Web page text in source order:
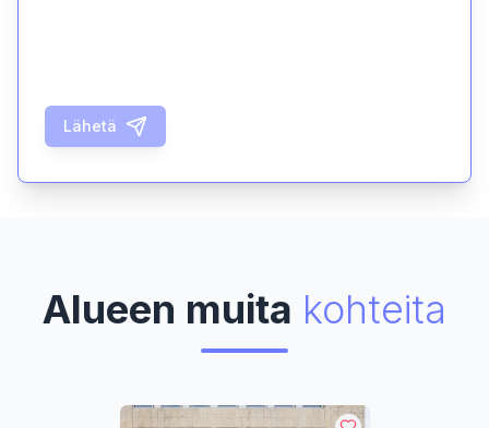
Lähetä
Alueen muita kohteita